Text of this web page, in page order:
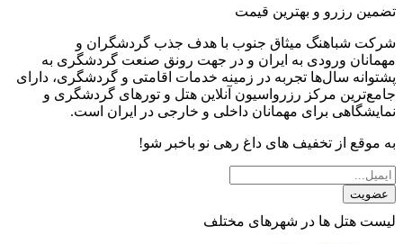
تضمین رزرو و بهترین قیمت
شرکت شباهنگ میثاق جنوب با هدف جذب گردشگران و
مهمانان ورودی به ایران و در جهت رونق صنعت گردشگری به
پشتوانه سال‌ها تجربه در زمینه خدمات اقامتی و گردشگری، دارای
جامع‌ترین مرکز رزرواسیون آنلاین هتل و تورهای گردشگری و
نمایشگاهی برای مهمانان داخلی و خارجی در ایران است.
به موقع از تخفیف های داغ رهی نو باخبر شو!
عضویت
لیست هتل ها در شهرهای مختلف